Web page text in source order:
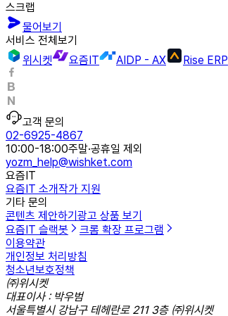
스크랩
물어보기
서비스 전체보기
위시켓
요즘IT AIDP - AX Rise ERP
고객 문의
02-6925-4867
10:00-18:00주말·공휴일 제외
yozm_help@wishket.com
요즘IT
요즘IT 소개작가 지원
기타 문의
콘텐츠 제안하기 광고 상품 보기
요즘IT 슬랙봇
크롬 확장 프로그램
이용약관
개인정보 처리방침
청소년보호정책
㈜위시켓
대표이사 : 박우범
서울특별시 강남구 테헤란로 211 3층 ㈜위시켓